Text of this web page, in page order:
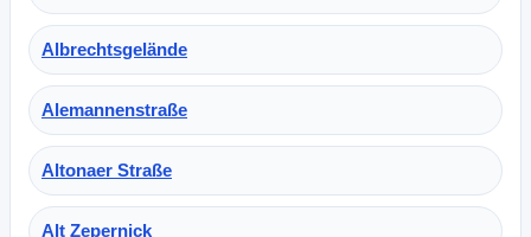
Albrechtsgelände
Alemannenstraße
Altonaer Straße
Alt Zepernick